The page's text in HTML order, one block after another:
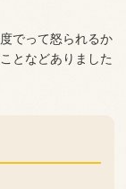
でって怒られるか
となどありました